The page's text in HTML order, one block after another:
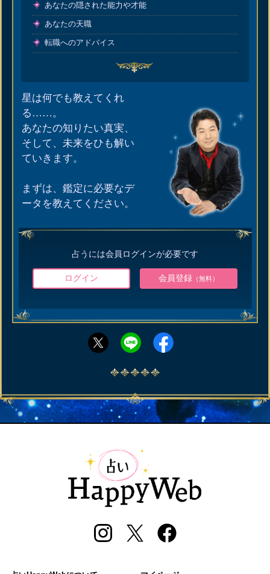
あなたの隠された能力や才能
あなたの天職
転職へのアドバイス
星は何でも教えてくれ
る……。
あなたの知りたい真実、
そして、未来をひも解い
ていきます。
まずは、鑑定に必要なデ
ータを教えてください。
占うには会員ログインが必要です
ログイン 会員登録（無料）